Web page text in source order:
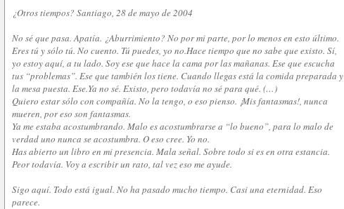
¿Otros tiempos? Santiago, 28 de mayo de 2004
No sé que pasa. Apatía. ¿Aburrimiento? No por mi parte, por lo menos en esto último.
Eres tú y sólo tú. No cuento. Tú puedes, yo no.Hace tiempo que no sabe que existo. Sí,
yo estoy aquí, a tu lado. Soy ese que hace la cama por las mañanas. Ese que escucha
tus “problemas”. Ese que también los tiene. Cuando llegas está la comida preparada y
la mesa puesta. Ese.Ya no sé. Existo, pero todavía no sé para qué. (…)
Quiero estar sólo con compañía. No la tengo, o eso pienso. ¡Mis fantasmas!, nunca
mueren, por eso son fantasmas.
Ya me estaba acostumbrando. Malo es acostumbrarse a “lo bueno”, para lo malo de
verdad uno nunca se acostumbra. O eso cree. Yo no.
Has abierto un libro en mi presencia. Mala señal. Sobre todo si es en otra estancia.
Peor todavía. Voy a escribir un rato, tal vez eso me ayude.
Sigo aquí. Todo está igual. No ha pasado mucho tiempo. Casi una eternidad. Eso
parece.